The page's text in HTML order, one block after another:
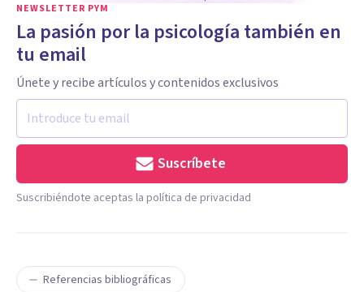
NEWSLETTER PYM
La pasión por la psicología también en
tu email
Únete y recibe artículos y contenidos exclusivos
Suscríbete
Suscribiéndote aceptas la política de privacidad
Referencias bibliográficas